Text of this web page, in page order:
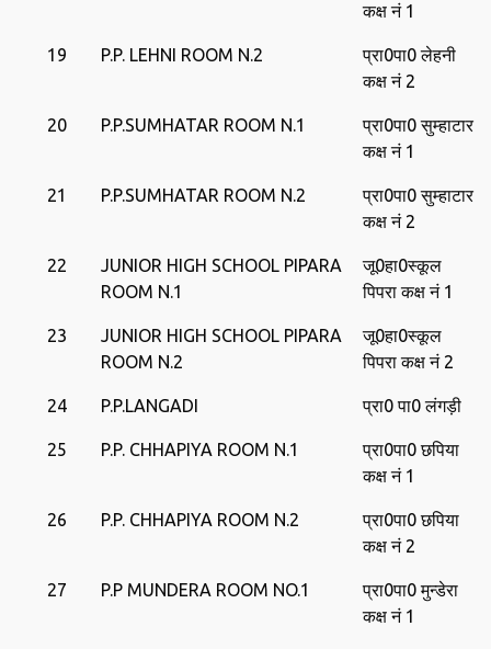
कक्ष नं 1
19 P.P. LEHNI ROOM N.2
प्रा0पा0 लेहनी
कक्ष नं 2
20 P.P.SUMHATAR ROOM N.1
प्रा0पा0 सुम्‍हाटार
कक्ष नं 1
21 P.P.SUMHATAR ROOM N.2
प्रा0पा0 सुम्‍हाटार
कक्ष नं 2
22
JUNIOR HIGH SCHOOL PIPARA
ROOM N.1
जू0हा0स्‍कूल
पिपरा कक्ष नं 1
23
JUNIOR HIGH SCHOOL PIPARA
ROOM N.2
जू0हा0स्‍कूल
पिपरा कक्ष नं 2
24 P.P.LANGADI प्रा0 पा0 लंगड़ी
25 P.P. CHHAPIYA ROOM N.1
प्रा0पा0 छपिया
कक्ष नं 1
26 P.P. CHHAPIYA ROOM N.2
प्रा0पा0 छपिया
कक्ष नं 2
27 P.P MUNDERA ROOM NO.1
प्रा0पा0 मुन्‍डेरा
कक्ष नं 1